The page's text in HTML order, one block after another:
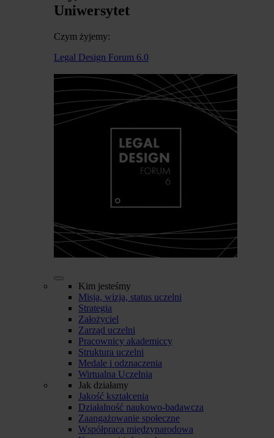
Uniwersytet
Czym żyjemy:
Legal Design Forum 6.0
Kim jesteśmy
Misja, wizja, status uczelni
Strategia
Założyciel
Zarząd uczelni
Pracownicy akademiccy
Struktura uczelni
Medale i odznaczenia
Wirtualna Uczelnia
Jak działamy
Jakość kształcenia
Działalność naukowo-badawcza
Zaangażowanie społeczne
Współpraca międzynarodowa